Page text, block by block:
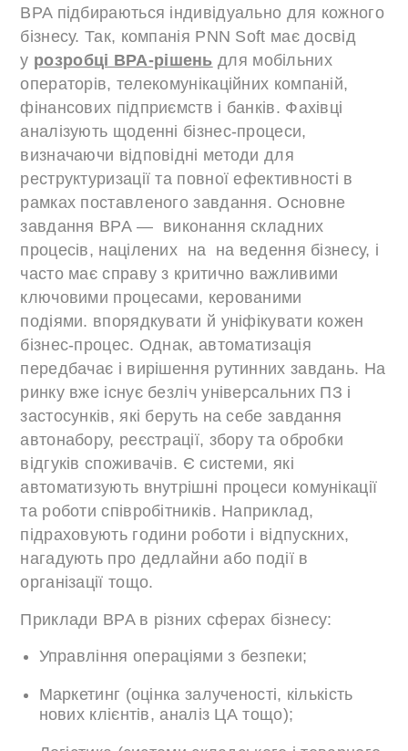
BPA підбираються індивідуально для кожного
бізнесу. Так, компанія PNN Soft має досвід
у розробці BPA-рішень для мобільних
операторів, телекомунікаційних компаній,
фінансових підприємств і банків. Фахівці
аналізують щоденні бізнес-процеси,
визначаючи відповідні методи для
реструктуризації та повної ефективності в
рамках поставленого завдання. Основне
завдання BPA — виконання складних
процесів, націлених на на ведення бізнесу, і
часто має справу з критично важливими
ключовими процесами, керованими
подіями. впорядкувати й уніфікувати кожен
бізнес-процес. Однак, автоматизація
передбачає і вирішення рутинних завдань. На
ринку вже існує безліч універсальних ПЗ і
застосунків, які беруть на себе завдання
автонабору, реєстрації, збору та обробки
відгуків споживачів. Є системи, які
автоматизують внутрішні процеси комунікації
та роботи співробітників. Наприклад,
підраховують години роботи і відпускних,
нагадують про дедлайни або події в
організації тощо.
Приклади BPA в різних сферах бізнесу:
Управління операціями з безпеки;
Маркетинг (оцінка залученості, кількість
нових клієнтів, аналіз ЦА тощо);